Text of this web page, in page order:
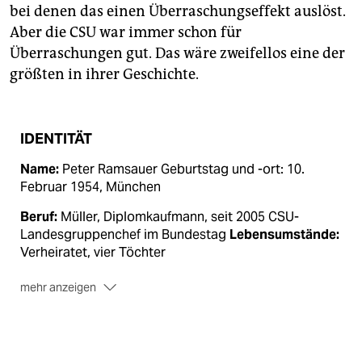
bei denen das einen Überraschungseffekt auslöst.
Aber die CSU war immer schon für
Überraschungen gut. Das wäre zweifellos eine der
größten in ihrer Geschichte.
IDENTITÄT
Name: Peter Ramsauer Geburtstag und -ort: 10.
Februar 1954, München
Beruf: Müller, Diplomkaufmann, seit 2005 CSU-
Landesgruppenchef im Bundestag Lebensumstände:
Verheiratet, vier Töchter
mehr anzeigen